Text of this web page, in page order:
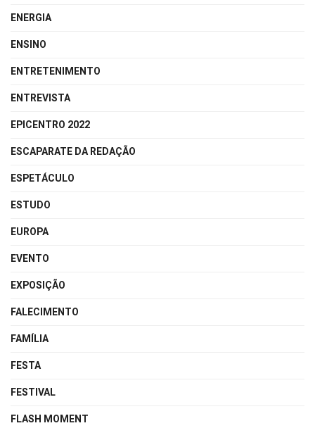
ENERGIA
ENSINO
ENTRETENIMENTO
ENTREVISTA
EPICENTRO 2022
ESCAPARATE DA REDAÇÃO
ESPETÁCULO
ESTUDO
EUROPA
EVENTO
EXPOSIÇÃO
FALECIMENTO
FAMÍLIA
FESTA
FESTIVAL
FLASH MOMENT